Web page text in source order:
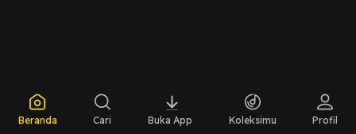
Beranda Cari Buka App Koleksimu Profil